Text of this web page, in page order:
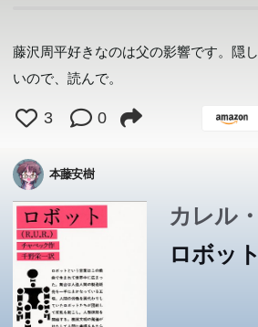
藤沢周平好きなのは父の影響です。隠
いので、読んで。
3 0
本藤安樹
カレル
ロボッ